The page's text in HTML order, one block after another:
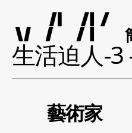
生活迫人-
藝術家